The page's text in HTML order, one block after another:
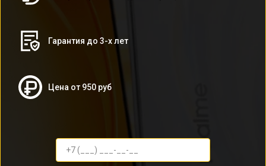
Гарантия до 3-х лет
Цена от 950 руб